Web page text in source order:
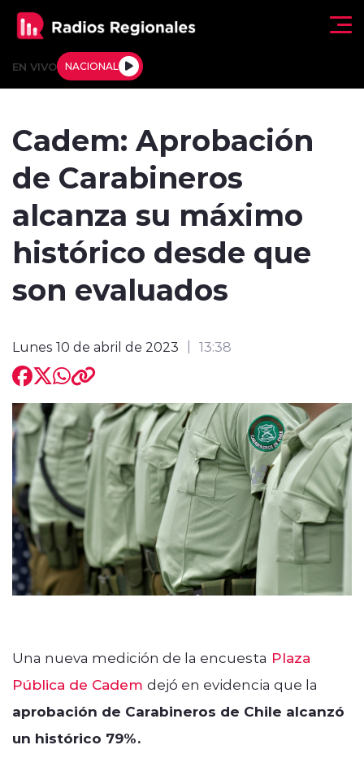
EN VIVO NACIONAL
Deportes
Internacional
Entrevistas
modo claro
Cadem: Aprobación
de Carabineros
alcanza su máximo
histórico desde que
son evaluados
Lunes 10 de abril de 2023 13:38
Una nueva medición de la encuesta Plaza
Pública de Cadem dejó en evidencia que la
aprobación de Carabineros de Chile alcanzó
un histórico 79%.